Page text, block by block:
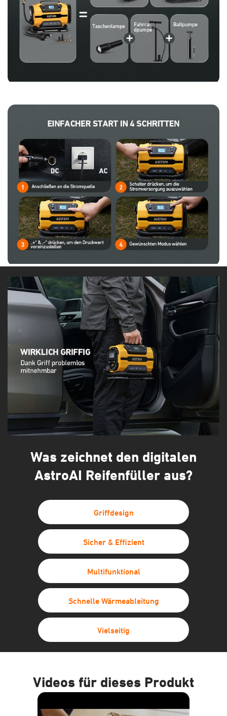
Was zeichnet den digitalen
AstroAI Reifenfüller aus?
Griffdesign
Sicher & Effizient
Multifunktional
Schnelle Wärmeableitung
Vielseitig
Videos für dieses Produkt